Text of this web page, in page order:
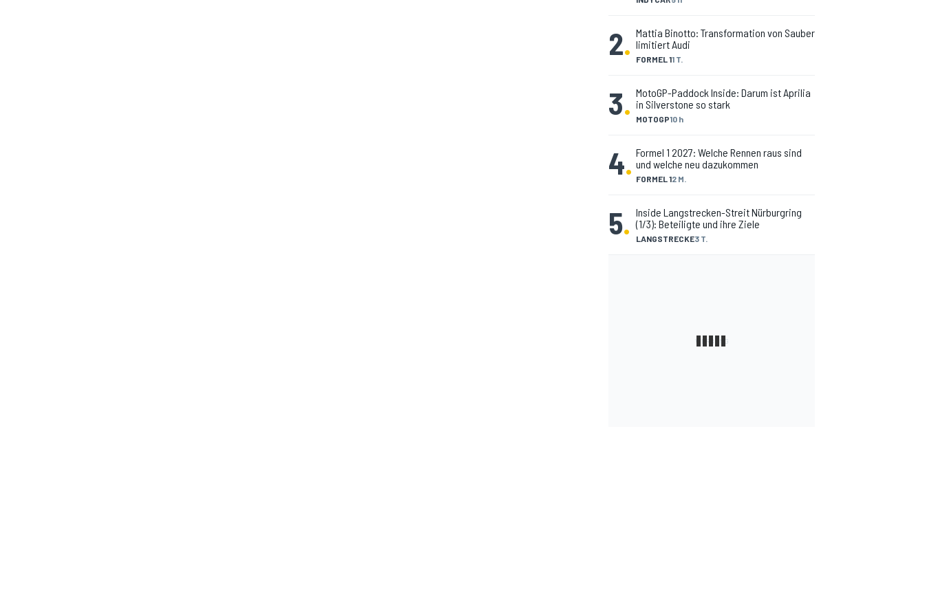
2. FORMEL 11 T.
Mattia Binotto: Transformation von Sauber
limitiert Audi
3. MOTOGP10 h
MotoGP-Paddock Inside: Darum ist Aprilia
in Silverstone so stark
4. FORMEL 12 M.
Formel 1 2027: Welche Rennen raus sind
und welche neu dazukommen
5. LANGSTRECKE3 T.
Inside Langstrecken-Streit Nürburgring
(1/3): Beteiligte und ihre Ziele